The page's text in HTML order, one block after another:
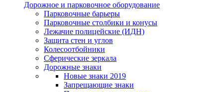
Дорожное и парковочное оборудование
Парковочные барьеры
Парковочные столбики и конусы
Лежачие полицейские (ИДН)
Защита стен и углов
Колесоотбойники
Сферические зеркала
Дорожные знаки
Новые знаки 2019
Запрещающие знаки